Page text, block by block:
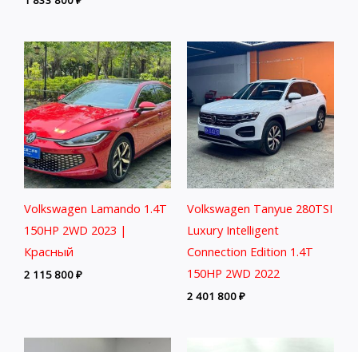
Volkswagen Lamando 1.4T
150HP 2WD 2023 |
Красный
2 115 800₽
Volkswagen Tanyue 280TSI
Luxury Intelligent
Connection Edition 1.4T
150HP 2WD 2022
2 401 800₽